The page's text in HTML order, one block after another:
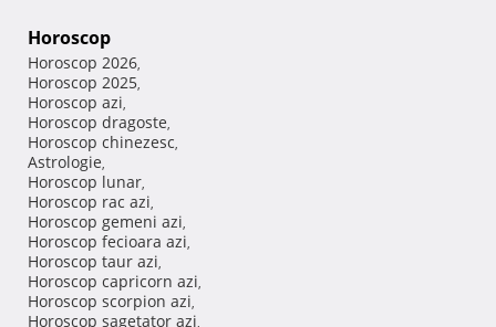
Horoscop
Horoscop 2026,
Horoscop 2025,
Horoscop azi,
Horoscop dragoste,
Horoscop chinezesc,
Astrologie,
Horoscop lunar,
Horoscop rac azi,
Horoscop gemeni azi,
Horoscop fecioara azi,
Horoscop taur azi,
Horoscop capricorn azi,
Horoscop scorpion azi,
Horoscop sagetator azi,